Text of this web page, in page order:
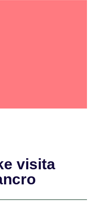
visita